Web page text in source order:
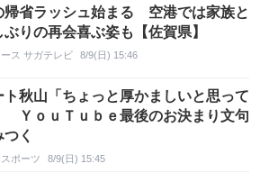
帰省ラッシュ始まる 空港では家族と
りの再会喜ぶ姿も【佐賀県】
ス サガテレビ 8/9(日) 15:46
ト秋山「ちょっと厚かましいと思って
ＹｏｕＴｕｂｅ最後のお決まり文句
く
ポーツ 8/9(日) 15:45